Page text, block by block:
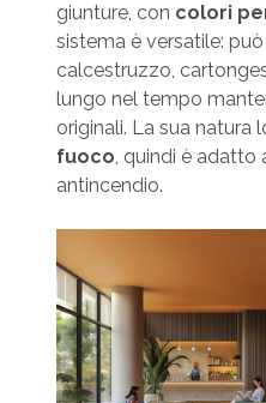
giunture, con colori
sistema è versatile:
calcestruzzo,
lungo nel tempo
originali. La sua natura
fuoco, quindi è adatto
antincendio.